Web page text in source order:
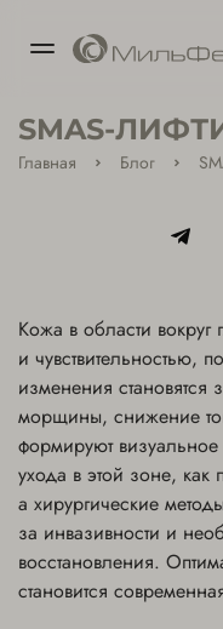
SMAS-
Главная Блог
Кожа в области вокруг
и чувствительностью,
изменения
морщины, снижение
формируют
ухода в этой зоне, как
а хирургические
за инвазивности и
восстановления.
становится